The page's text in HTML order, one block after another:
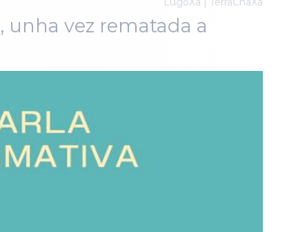
vez rematada a